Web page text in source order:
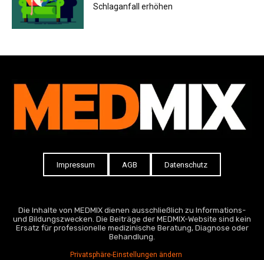
Schlaganfall erhöhen
Impressum AGB Datenschutz
Die Inhalte von MEDMIX dienen ausschließlich zu Informations-
und Bildungszwecken. Die Beiträge der MEDMIX-Website sind kein
Ersatz für professionelle medizinische Beratung, Diagnose oder
Behandlung.
Privatsphäre-Einstellungen ändern